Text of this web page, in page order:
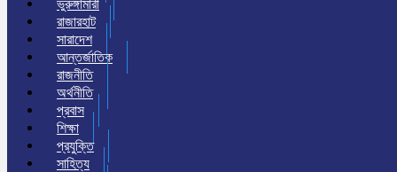
ভুরুঙ্গামারী
রাজারহাট
সারাদেশ
আন্তর্জাতিক
রাজনীতি
অর্থনীতি
প্রবাস
শিক্ষা
প্রযুক্তি
সাহিত্য